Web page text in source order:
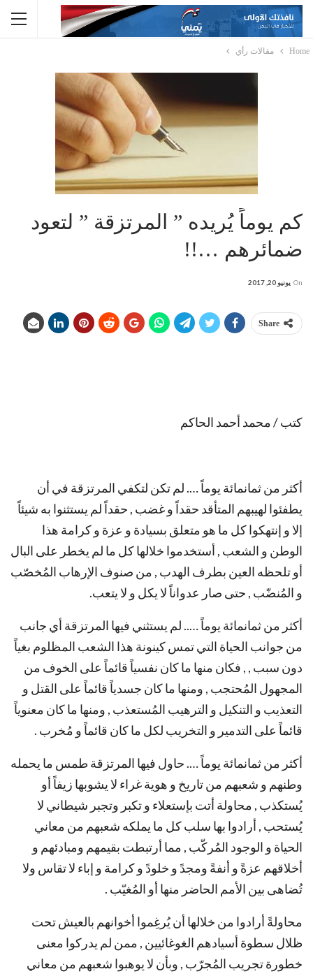
Home مقالات رأي
كم يوماً يُريده ” المرتزقة ” لتعود
ضمائرهم …!!
On يونيو 20, 2017
Share
كتب / محمد أحمد الحاكم
أكثر من ثمانمائة يوماً …. لم تكن لتكفي المرتزقة في أن
يطفئوا لهيبهم المتأقد حقداً و غضب , حقداً لم يستثنوا به شيئاً
إلا و إنتهكوا كل ما هو متعلق بسيادة و عزة و كرامة هذا
الوطن و الشعب , أستخدموا خلالها كل ما لم يخطر على البال
أو تلحظه العين بطرف الهدب , من صنوف الإرهاب المُخصّب
و المُنضّب , حتى صار عدواناً لا يكل و لا يتعب.
أكثر من ثمانمائة يوماً ….. لم يستثني فيها المرتزقة أي جانب
من جوانب الحياة التي تمس كينونة هذا الشعب المظلوم بغياً
دون سبب , , فكان منها ما كان نفسياً قائماً على الخوف من
المجهول المُحتجب , ومنها ما كان جسدياً قائماً على القتل و
التعذيب و التنكيل و الترهيب المُستعذب , ومنها ما كان معنوياً
قائماً على التدمير و التخريب لكل ما كان قائماً و مُخرب .
أكثر من ثمانمائة يوماً …. حاول فيها المرتزقة طمس ما يحمله
وطنهم و شعبهم من تاريخ و هوية غراء لا يشوبها زيفاً أو
يُستكذب , محاولة أتت بإستعلاء و تكبر وتجبر شيطاني لا
يُستحب , أرادوا بها سلب كل ما يملكه شعبهم من معاني
الحياة و الوجود المُركّب , مما أرتبطت بقيمهم ومبادئهم و
أخلاقهم عزةً و أنفةً ومجدً و خلودً و كرامة و إباء لا تقاس ولا
تُضاهى بين الأمم الحاضر منها أو المُغيّب .
محاولةً أرادوا من خلالها أن يُرغِموا أخوانهم بالعيش تحت
ظلال سطوة أسيادهم الغوغائيين , ممن لم يدركوا معنى
خطورة تجريب المُجرّب , وبأن لا يوهبوا شعبهم من معاني